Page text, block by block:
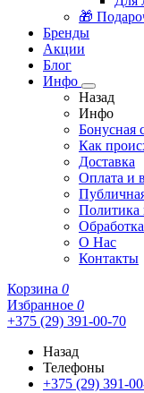
🎁
Бренды
Акции
Блог
Инфо
Назад
Инфо
Бонусная
Как
Доставка
Оплата и
Политика
О Нас
Контакты
Корзина 0
Избранное 0
+375 (29) 391-00-70
Назад
Телефоны
+375 (29) 391-